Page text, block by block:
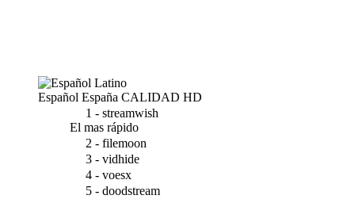
Español España CALIDAD HD
1 - streamwish
El mas rápido
2 - filemoon
3 - vidhide
4 - voesx
5 - doodstream